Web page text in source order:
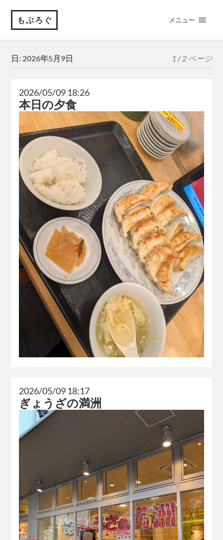
もぶろぐ メニュー
日: 2026年5月9日 1 / 2 ページ
2026/05/09 18:26
本日の夕食
2026/05/09 18:17
ぎょうざの満洲